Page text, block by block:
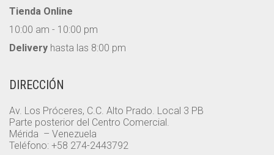
Tienda Online
10:00 am - 10:00 pm
Delivery hasta las 8:00 pm
DIRECCIÓN
Av. Los Próceres, C.C. Alto Prado. Local 3 PB
Parte posterior del Centro Comercial.
Mérida – Venezuela
Teléfono: +58 274-2443792